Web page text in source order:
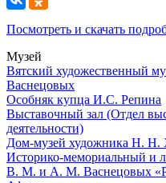
Посмотреть и скачать
Музей
Вятский художественный
Васнецовых
Особняк купца И.С. Репина
Выставочный зал (Отдел
деятельности)
Дом-музей художника Н. Н.
Историко-мемориальный и
В. М. и А. М. Васнецовых